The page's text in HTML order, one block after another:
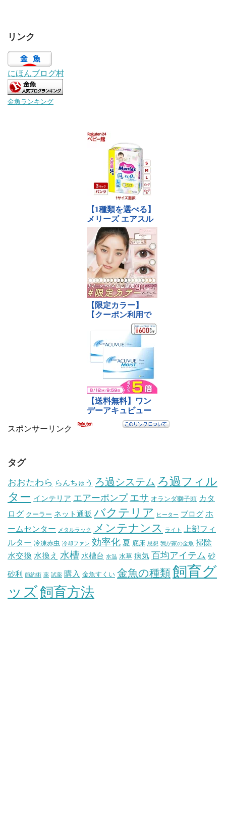
リンク
にほんブログ村
金魚ランキング
スポンサーリンク
タグ
おおたわら らんちゅう ろ過システム ろ過フィル
ター インテリア エアーポンプ エサ オランダ獅子頭 カタ
ログ クーラー ネット通販 バクテリア ヒーター ブログ ホ
ームセンター メタルラック メンテナンス ライト
上部フィ
ルター 冷凍赤虫 冷却ファン 効率化 夏 底床 思想 我が家の金魚 掃除
水交換 水換え 水槽 水槽台 水温 水草 病気 百均アイテム 砂
砂利 節約術 薬 試薬 購入 金魚すくい 金魚の種類飼育グ
ッズ飼育方法